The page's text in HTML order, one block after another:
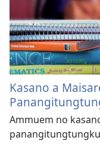
Kasano a
Ammuem no